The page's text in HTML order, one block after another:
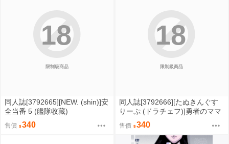
限制級商品
18
同人誌[3792665][NEW. (shin)]安
全当番 5 (艦隊收藏)
售價 340
限制級商品
18
同人誌[3792666][たぬきんぐす
りーぷ (ドラチェフ)]勇者のママ
はハメられてしまった (原創)
售價 340